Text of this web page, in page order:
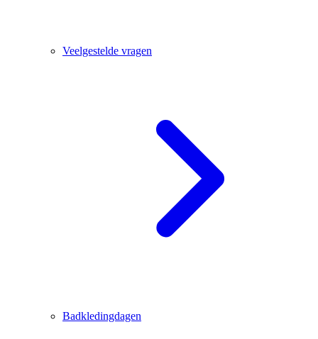
Veelgestelde vragen
Badkledingdagen